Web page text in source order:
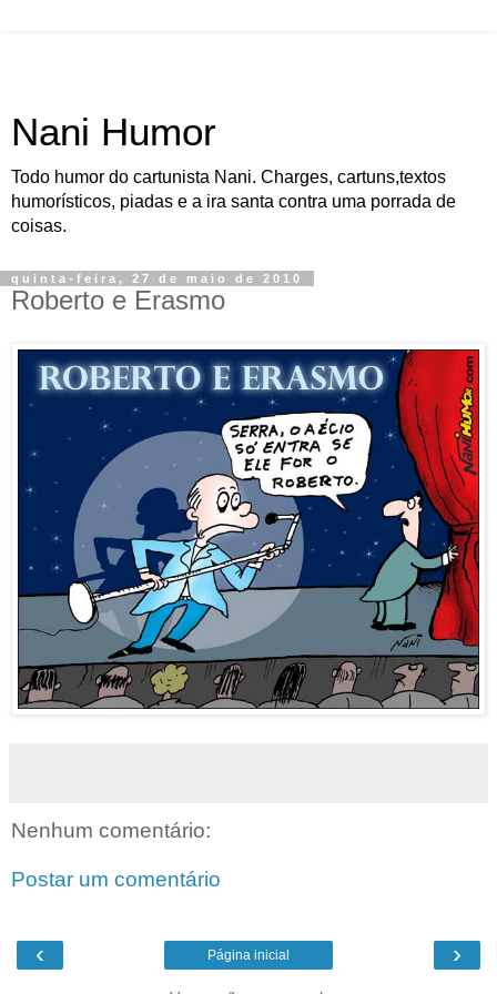
Nani Humor
Todo humor do cartunista Nani. Charges, cartuns,textos
humorísticos, piadas e a ira santa contra uma porrada de
coisas.
quinta-feira, 27 de maio de 2010
Roberto e Erasmo
Nenhum comentário:
Postar um comentário
‹ ›
Página inicial